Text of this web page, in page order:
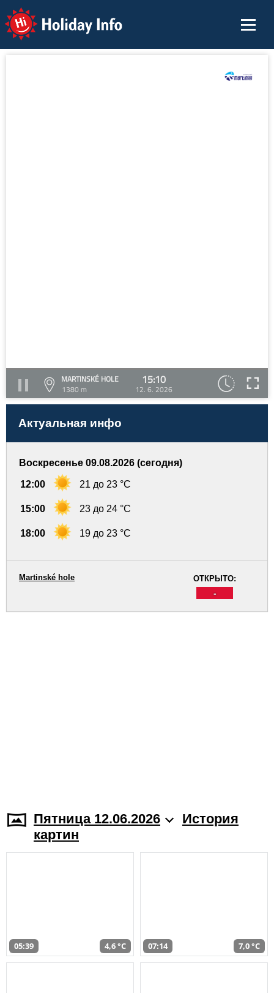
Holiday Info
MARTINSKÉ HOLE
1380 m
15:10
12. 6. 2026
Актуальная инфо
Воскресенье 09.08.2026 (сегодня)
12:00 21 до 23 °C
15:00 23 до 24 °C
18:00 19 до 23 °C
ОТКРЫТО:
-
Martinské hole
Пятница 12.06.2026
История
картин
05:39 4,6 °C 07:14 7,0 °C